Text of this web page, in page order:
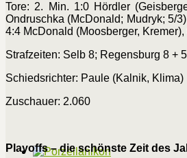
Tore: 2. Min. 1:0 Hördler
Ondruschka (McDonald; Mudryk; 5/
4:4 McDonald (Moosberger,
Strafzeiten: Selb 8; Regensburg 8 +
Schiedsrichter: Paule (Kalnik, Klima)
Zuschauer: 2.060
Playoffs – die schönste Zeit des